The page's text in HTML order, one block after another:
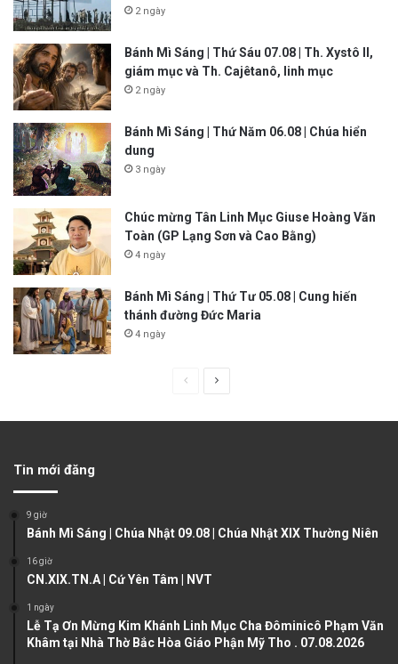
2 ngày
Bánh Mì Sáng | Thứ Sáu 07.08 | Th. Xystô II,
giám mục và Th. Cajêtanô, linh mục
2 ngày
Bánh Mì Sáng | Thứ Năm 06.08 | Chúa hiển
dung
3 ngày
Chúc mừng Tân Linh Mục Giuse Hoàng Văn
Toàn (GP Lạng Sơn và Cao Bằng)
4 ngày
Bánh Mì Sáng | Thứ Tư 05.08 | Cung hiến
thánh đường Đức Maria
4 ngày
u
p
g
g
Tin mới đăng
9 giờ
Bánh Mì Sáng | Chúa Nhật 09.08 | Chúa Nhật XIX Thường Niên
16 giờ
CN.XIX.TN.A | Cứ Yên Tâm | NVT
1 ngày
Lễ Tạ Ơn Mừng Kim Khánh Linh Mục Cha Đôminicô Phạm Văn
Khâm tại Nhà Thờ Bắc Hòa Giáo Phận Mỹ Tho . 07.08.2026